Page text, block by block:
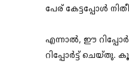
പേര് കേട്ടപ്പോൾ
എന്നാൽ, ഈ
റിപ്പോർട്ട് ചെയ്തു.